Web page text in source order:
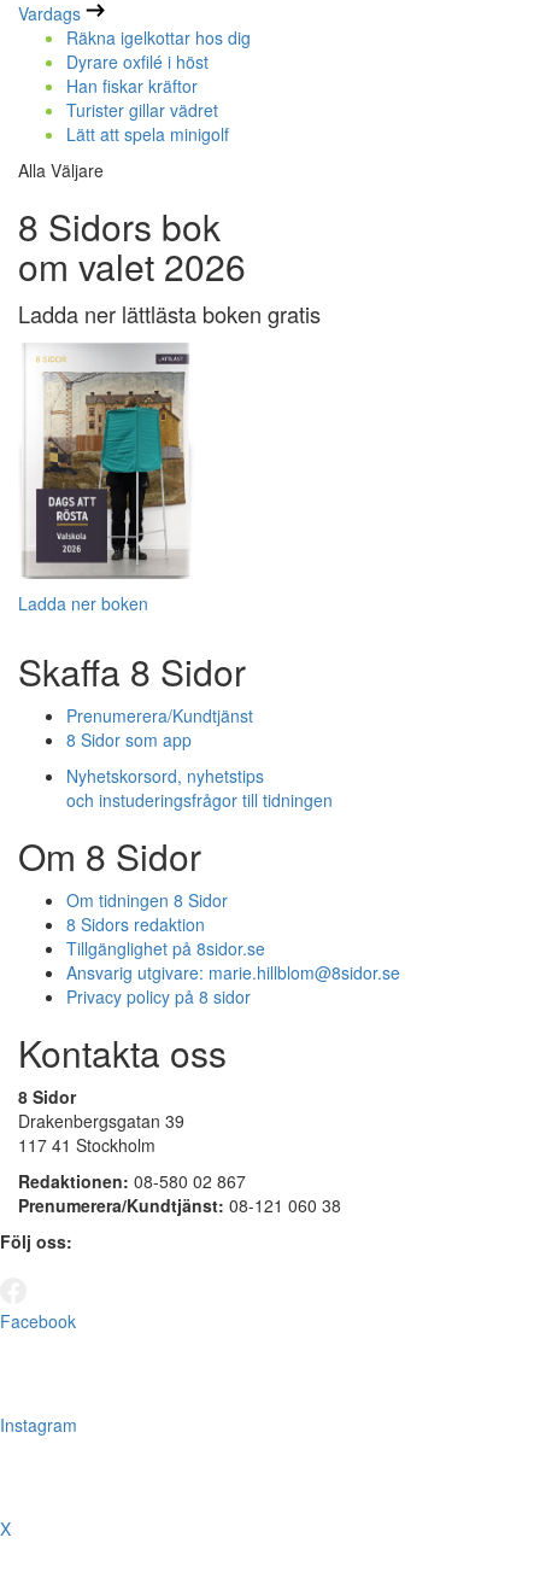
Vardags
Räkna igelkottar hos dig
Dyrare oxfilé i höst
Han fiskar kräftor
Turister gillar vädret
Lätt att spela minigolf
Alla Väljare
8 Sidors bok
om valet 2026
Ladda ner lättlästa boken gratis
Ladda ner boken
Skaffa 8 Sidor
Prenumerera/Kundtjänst
8 Sidor som app
Nyhetskorsord, nyhetstips
och instuderingsfrågor till tidningen
Om 8 Sidor
Om tidningen 8 Sidor
8 Sidors redaktion
Tillgänglighet på 8sidor.se
Ansvarig utgivare: marie.hillblom@8sidor.se
Privacy policy på 8 sidor
Kontakta oss
8 Sidor
Drakenbergsgatan 39
117 41 Stockholm
Redaktionen: 08-580 02 867
Prenumerera/Kundtjänst: 08-121 060 38
Följ oss:
Facebook
Instagram
X